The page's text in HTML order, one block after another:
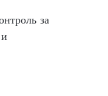
за